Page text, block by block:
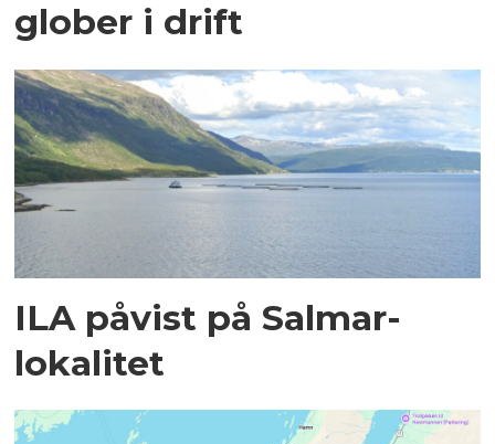
glober i drift
ILA påvist på Salmar-
lokalitet